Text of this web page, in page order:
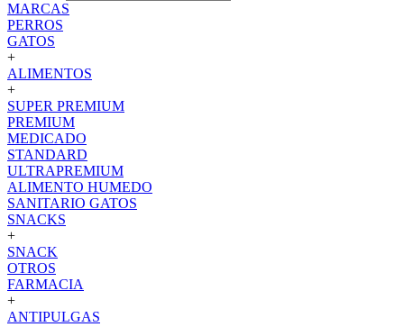
MARCAS
PERROS
GATOS
+
ALIMENTOS
+
SUPER PREMIUM
PREMIUM
MEDICADO
STANDARD
ULTRAPREMIUM
ALIMENTO HUMEDO
SANITARIO GATOS
SNACKS
+
SNACK
OTROS
FARMACIA
+
ANTIPULGAS